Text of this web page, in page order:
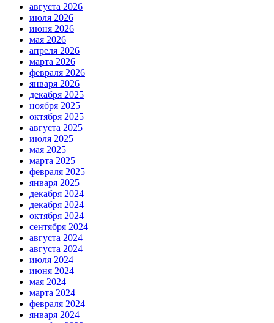
августа 2026
июля 2026
июня 2026
мая 2026
апреля 2026
марта 2026
февраля 2026
января 2026
декабря 2025
ноября 2025
октября 2025
августа 2025
июля 2025
мая 2025
марта 2025
февраля 2025
января 2025
декабря 2024
декабря 2024
октября 2024
сентября 2024
августа 2024
августа 2024
июля 2024
июня 2024
мая 2024
марта 2024
февраля 2024
января 2024